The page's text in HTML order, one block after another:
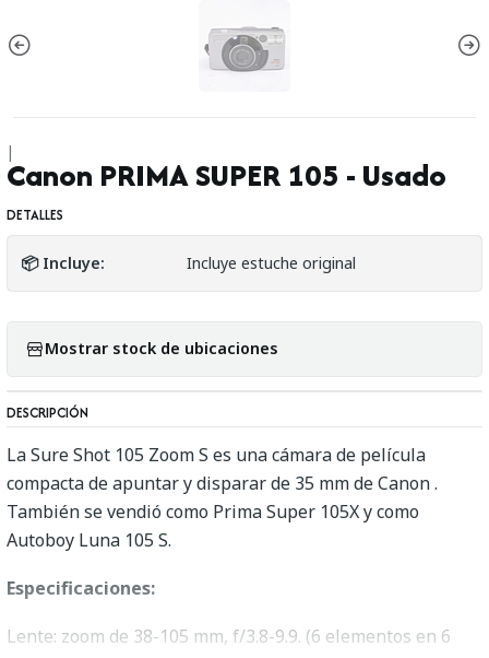
|
Canon PRIMA SUPER 105 - Usado
DETALLES
📦 Incluye: Incluye estuche original
Mostrar stock de ubicaciones
DESCRIPCIÓN
La Sure Shot 105 Zoom S es una cámara de película
compacta de apuntar y disparar de 35 mm de Canon .
También se vendió como Prima Super 105X y como
Autoboy Luna 105 S.
Especificaciones:
Lente: zoom de 38-105 mm, f/3.8-9.9. (6 elementos en 6